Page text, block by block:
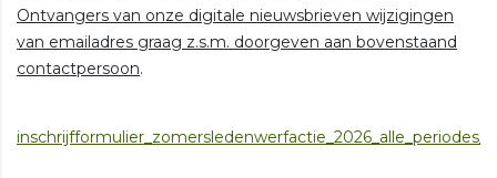
Ontvangers van onze digitale nieuwsbrieven wijzigingen
van emailadres graag z.s.m. doorgeven aan bovenstaand
contactpersoon.